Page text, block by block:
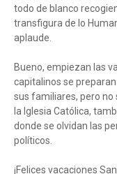
todo de blanco
transfigura de lo
aplaude.
Bueno, empiezan las
capitalinos se
sus familiares, pero no
la Iglesia Católica,
donde se olvidan las
políticos.
¡Felices vacaciones